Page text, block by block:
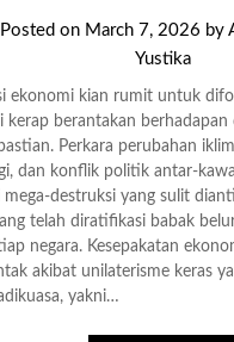
Posted on March 7, 2026 by
Yustika
ekonomi kian rumit untuk
kerap berantakan berhadapan
Perkara perubahan
dan konflik politik antar-
mega-destruksi yang sulit
telah diratifikasi babak
negara. Kesepakatan
akibat unilaterisme keras
yakni…